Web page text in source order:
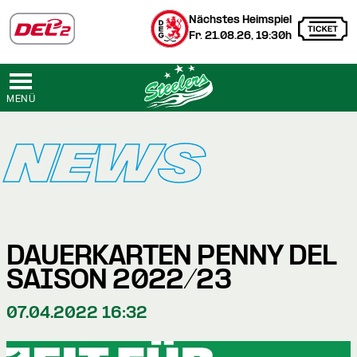
Nächstes Heimspiel
Fr. 21.08.26, 19:30h
MENÜ
NEWS
DAUERKARTEN PENNY DEL
SAISON 2022/23
07.04.2022 16:32